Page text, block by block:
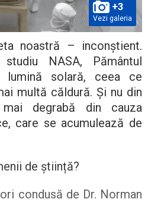
+3
Vezi galeria
noastră – inconștient.
NASA, Pământul
solară, ceea ce
multă căldură. Și nu din
degrabă din cauza
care se acumulează de
de știință?
condusă de Dr. Norman